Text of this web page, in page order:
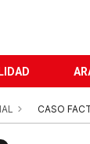
CASO